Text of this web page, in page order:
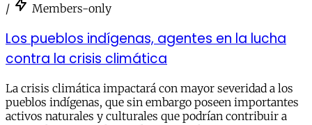
/ Members-only
Los pueblos indígenas, agentes en la lucha
contra la crisis climática
La crisis climática impactará con mayor severidad a los
pueblos indígenas, que sin embargo poseen importantes
activos naturales y culturales que podrían contribuir a